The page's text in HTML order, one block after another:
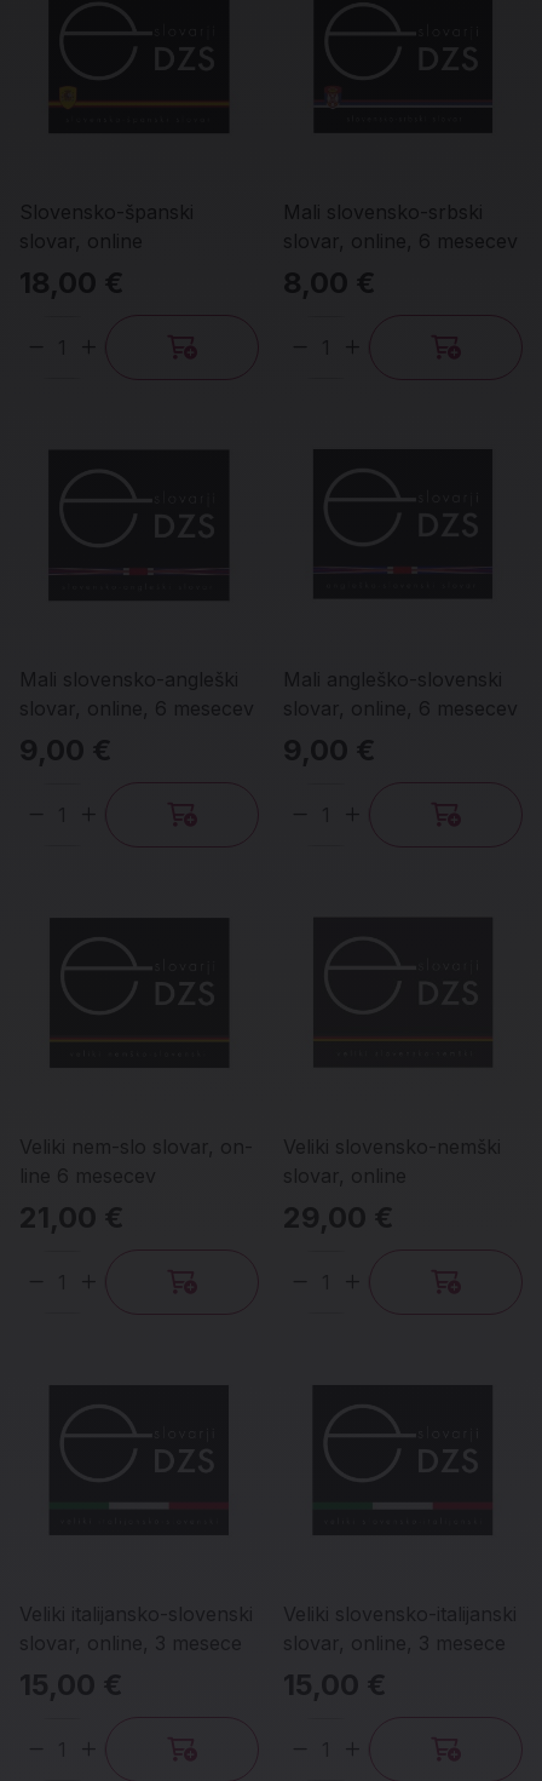
Slovensko-španski
slovar, online
18,00 €
Mali slovensko-srbski
slovar, online, 6 mesecev
8,00 €
Mali slovensko-angleški
slovar, online, 6 mesecev
9,00 €
Količina
Mali angleško-slovenski
slovar, online, 6 mesecev
9,00 €
Količina
Veliki nem-slo slovar, on-
line 6 mesecev
21,00 €
Količina
Veliki slovensko-nemški
slovar, online
29,00 €
Količina
Veliki italijansko-slovenski
slovar, online, 3 mesece
15,00 €
Količina
Veliki slovensko-italijanski
slovar, online, 3 mesece
15,00 €
Količina